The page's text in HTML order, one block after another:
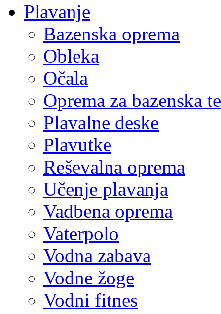
Plavanje
Bazenska oprema
Obleka
Očala
Oprema za bazenska
Plavalne deske
Plavutke
Reševalna oprema
Učenje plavanja
Vadbena oprema
Vaterpolo
Vodna zabava
Vodne žoge
Vodni fitnes